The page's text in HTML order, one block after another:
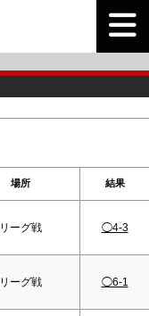
場所 結果
リーグ戦 ◯4-3
リーグ戦 ◯6-1